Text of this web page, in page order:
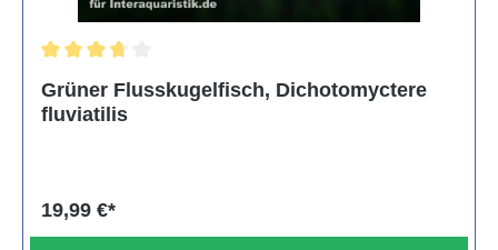
Grüner Flusskugelfisch, Dichotomyctere
fluviatilis
19,99 €*